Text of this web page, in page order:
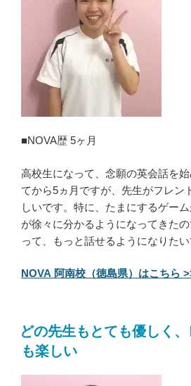
■NOVA歴 5ヶ月
高校生になって、念願の英会話を
てから5ヵ月ですが、先生がフレン
しいです。特に、たまにするゲー
が徐々に分かるようになってきた
って、もっと話せるようになりたい
NOVA 阿南校（徳島県）はこちら
どの先生もとても優しく
も楽しい